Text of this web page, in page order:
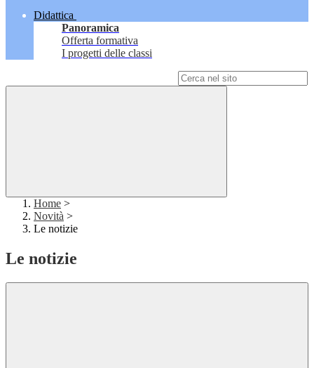
Didattica
Panoramica
Offerta formativa
I progetti delle classi
Home >
Novità >
Le notizie
Le notizie